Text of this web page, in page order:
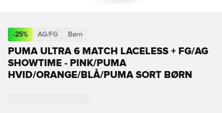
-25% AG/FG Børn
PUMA ULTRA 6 MATCH LACELESS + FG/AG
SHOWTIME - PINK/PUMA
HVID/ORANGE/BLÅ/PUMA SORT BØRN